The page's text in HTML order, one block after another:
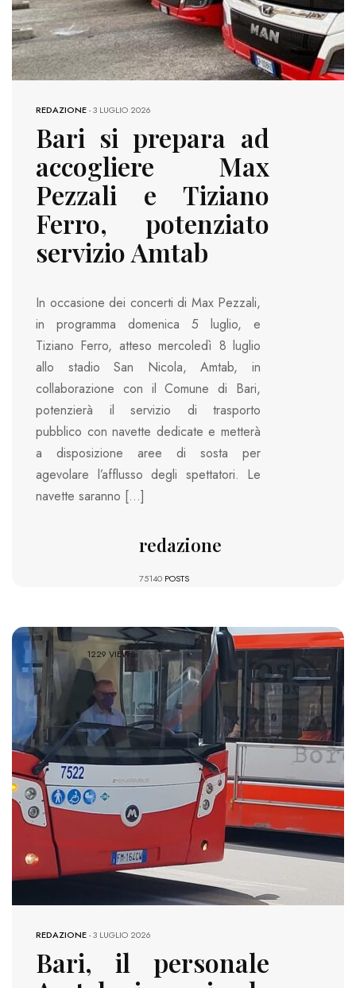
REDAZIONE-3 LUGLIO 2026
Bari si prepara ad
accogliere Max
Pezzali e Tiziano
Ferro, potenziato
servizio Amtab
In occasione dei concerti di Max Pezzali,
in programma domenica 5 luglio, e
Tiziano Ferro, atteso mercoledì 8 luglio
allo stadio San Nicola, Amtab, in
collaborazione con il Comune di Bari,
potenzierà il servizio di trasporto
pubblico con navette dedicate e metterà
a disposizione aree di sosta per
agevolare l’afflusso degli spettatori. Le
navette saranno […]
redazione
75140 POSTS
1229 VIEWS
REDAZIONE-3 LUGLIO 2026
Bari, il personale